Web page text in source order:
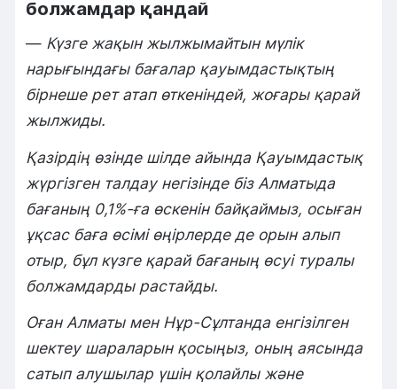
болжамдар қандай
— Күзге жақын жылжымайтын мүлік
нарығындағы бағалар қауымдастықтың
бірнеше рет атап өткеніндей, жоғары қарай
жылжиды.
Қазірдің өзінде шілде айында Қауымдастық
жүргізген талдау негізінде біз Алматыда
бағаның 0,1%-ға өскенін байқаймыз, осыған
ұқсас баға өсімі өңірлерде де орын алып
отыр, бұл күзге қарай бағаның өсуі туралы
болжамдарды растайды.
Оған Алматы мен Нұр-Сұлтанда енгізілген
шектеу шараларын қосыңыз, оның аясында
сатып алушылар үшін қолайлы және